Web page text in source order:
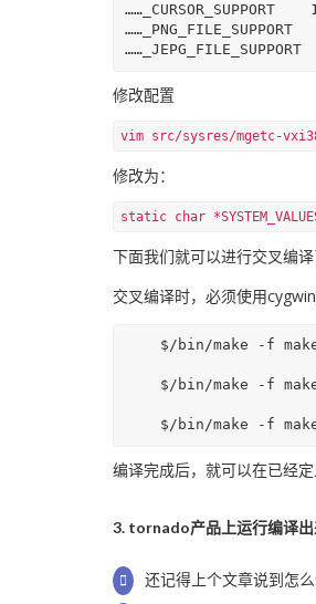
……_CURSOR_SUPPORT
……_PNG_FILE_SUPPORT
修改配置
vim src/sysres/mgetc-
修改为：
static char
下面我们就可以进行交叉编译
交叉编译时，必须使用
编译完成后，就可以在已经
3. tornado产品上运行编译
还记得上个文章说到怎